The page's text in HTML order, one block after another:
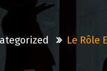
Le Rôle